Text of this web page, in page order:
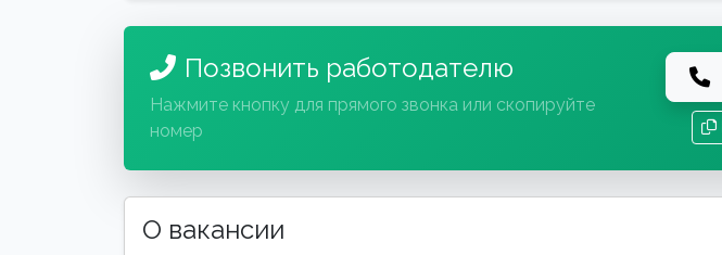
Позвонить работодателю
Нажмите кнопку для прямого звонка или скопируйте
номер
О вакансии